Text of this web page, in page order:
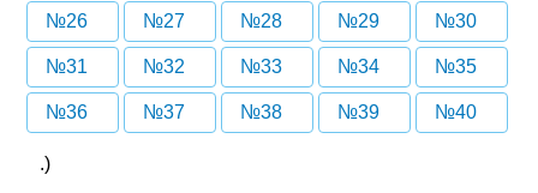
№26 №27 №28 №29 №30
№31 №32 №33 №34 №35
№36 №37 №38 №39 №40
.)